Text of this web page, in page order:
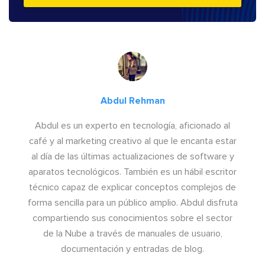
Abdul Rehman
Abdul es un experto en tecnología, aficionado al
café y al marketing creativo al que le encanta estar
al día de las últimas actualizaciones de software y
aparatos tecnológicos. También es un hábil escritor
técnico capaz de explicar conceptos complejos de
forma sencilla para un público amplio. Abdul disfruta
compartiendo sus conocimientos sobre el sector
de la Nube a través de manuales de usuario,
documentación y entradas de blog.